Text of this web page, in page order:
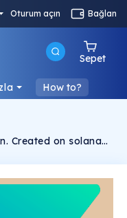
Oturum açın Bağlan
Sepet
How to?
Created on solana